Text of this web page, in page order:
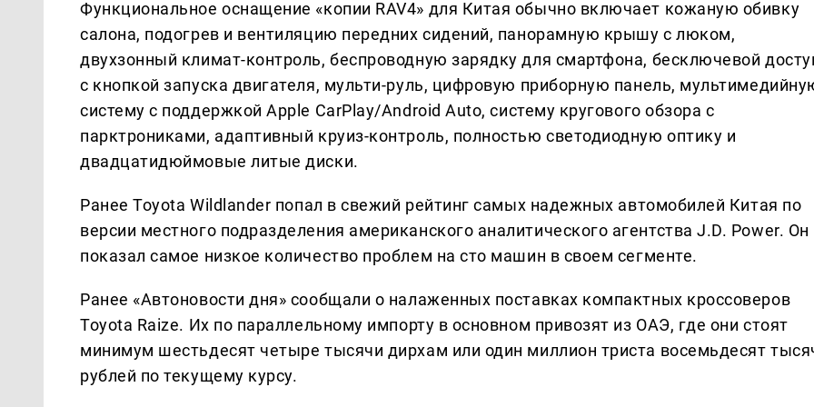
Функциональное оснащение «копии RAV4» для Китая обычно включает кожаную обивку
салона, подогрев и вентиляцию передних сидений, панорамную крышу с люком,
двухзонный климат-контроль, беспроводную зарядку для смартфона, бесключевой
с кнопкой запуска двигателя, мульти-руль, цифровую приборную панель,
систему с поддержкой Apple CarPlay/Android Auto, систему кругового обзора с
парктрониками, адаптивный круиз-контроль, полностью светодиодную оптику и
двадцатидюймовые литые диски.
Ранее Toyota Wildlander попал в свежий рейтинг самых надежных автомобилей Китая по
версии местного подразделения американского аналитического агентства J.D. Power. Он
показал самое низкое количество проблем на сто машин в своем сегменте.
Ранее «Автоновости дня» сообщали о налаженных поставках компактных кроссоверов
Toyota Raize. Их по параллельному импорту в основном привозят из ОАЭ, где они стоят
минимум шестьдесят четыре тысячи дирхам или один миллион триста восемьдесят
рублей по текущему курсу.